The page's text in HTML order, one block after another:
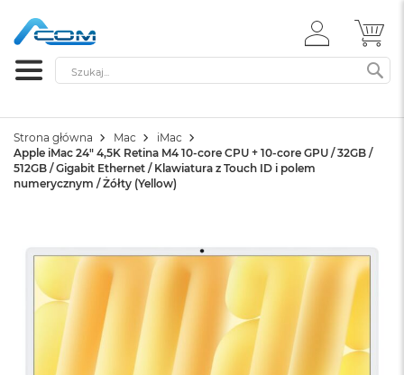
ZALOGUJ
SIĘ
Szukaj
Strona główna Mac
iMac
Apple iMac 24" 4,5K Retina M4 10-core CPU + 10-core GPU / 32GB /
512GB / Gigabit Ethernet / Klawiatura z Touch ID i polem
numerycznym / Żółty (Yellow)